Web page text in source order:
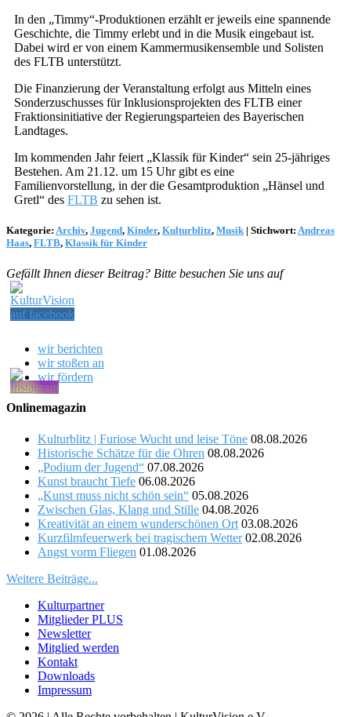
In den „Timmy“-Produktionen erzählt er jeweils eine spannende
Geschichte, die Timmy erlebt und in die Musik eingebaut ist.
Dabei wird er von einem Kammermusikensemble und Solisten
des FLTB unterstützt.
Die Finanzierung der Veranstaltung erfolgt aus Mitteln eines
Sonderzuschusses für Inklusionsprojekten des FLTB einer
Fraktionsinitiative der Regierungsparteien des Bayerischen
Landtages.
Im kommenden Jahr feiert „Klassik für Kinder“ sein 25-jähriges
Bestehen. Am 21.12. um 15 Uhr gibt es eine
Familienvorstellung, in der die Gesamtproduktion „Hänsel und
Gretl“ des FLTB zu sehen ist.
Kategorie: Archiv, Jugend, Kinder, Kulturblitz, Musik | Stichwort: Andreas
Haas, FLTB, Klassik für Kinder
Gefällt Ihnen dieser Beitrag? Bitte besuchen Sie uns auf
wir berichten
wir stoßen an
wir fördern
Onlinemagazin
Kulturblitz | Furiose Wucht und leise Töne 08.08.2026
Historische Schätze für die Ohren 08.08.2026
„Podium der Jugend“ 07.08.2026
Kunst braucht Tiefe 06.08.2026
„Kunst muss nicht schön sein“ 05.08.2026
Zwischen Glas, Klang und Stille 04.08.2026
Kreativität an einem wunderschönen Ort 03.08.2026
Kurzfilmfeuerwerk bei tragischem Wetter 02.08.2026
Angst vorm Fliegen 01.08.2026
Weitere Beiträge...
Kulturpartner
Mitglieder PLUS
Newsletter
Mitglied werden
Kontakt
Downloads
Impressum